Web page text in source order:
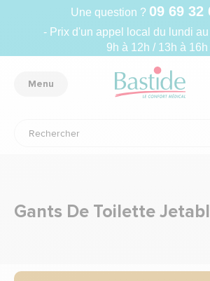
Une question ? 09 69 32
- Prix d'un appel local du lundi
9h à 12h / 13h à 16h
Menu
Gants De Toilette